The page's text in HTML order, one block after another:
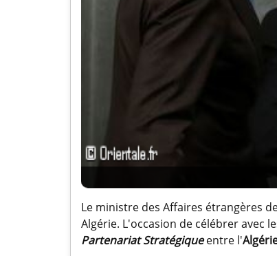
Le ministre des Affaires étrangères
Algérie. L'occasion de célébrer avec
Partenariat Stratégiqueentre l'